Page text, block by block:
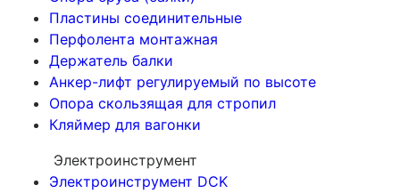
Пластины соединительные
Перфолента монтажная
Держатель балки
Анкер-лифт регулируемый по высоте
Опора скользящая для стропил
Кляймер для вагонки
Электроинструмент
Электроинструмент DCK